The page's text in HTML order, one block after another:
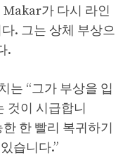
가 다시 라인
. 그는 상체 부상으
.
는 “그가 부상을 입
것이 시급합니
한 빨리 복귀하기
습니다.”